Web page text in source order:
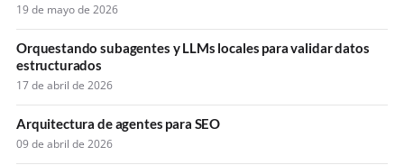
19 de mayo de 2026
Orquestando subagentes y LLMs locales para validar datos
estructurados
17 de abril de 2026
Arquitectura de agentes para SEO
09 de abril de 2026